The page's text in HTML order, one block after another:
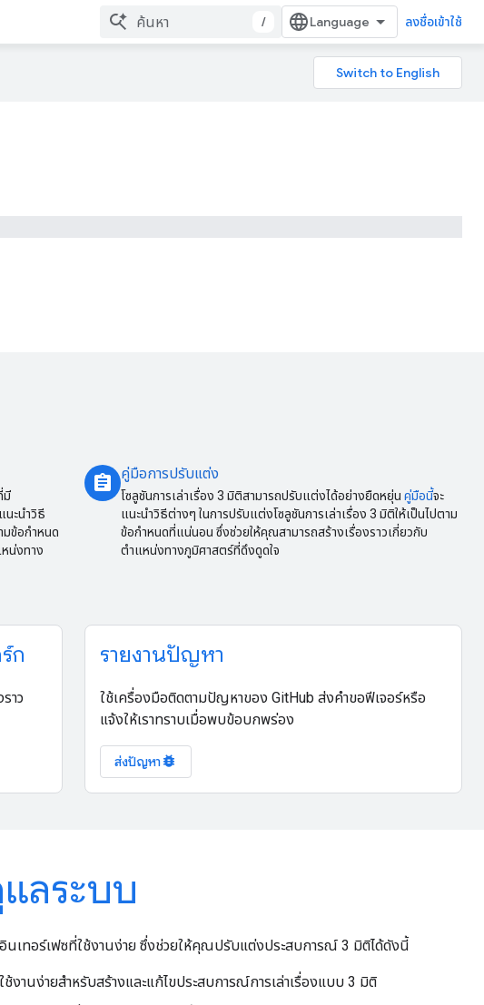
/ ลงชื่อเข้าใช้
มี
นะนำวิธี
มข้อกำหนด
น่งทาง
assignment คู่มือการปรับแต่ง
โซลูชันการเล่าเรื่อง 3 มิติสามารถปรับแต่งได้อย่างยืดหยุ่น คู่มือนี้จะ
แนะนำวิธีต่างๆ ในการปรับแต่งโซลูชันการเล่าเรื่อง 3 มิติให้เป็นไปตาม
ข้อกำหนดที่แน่นอน ซึ่งช่วยให้คุณสามารถสร้างเรื่องราวเกี่ยวกับ
ตำแหน่งทางภูมิศาสตร์ที่ดึงดูดใจ
ก
าว
รายงานปัญหา
ใช้เครื่องมือติดตามปัญหาของ GitHub ส่งคำขอฟีเจอร์หรือ
แจ้งให้เราทราบเมื่อพบข้อบกพร่อง
ส่งปัญหาbug_report
ลระบบ
เทอร์เฟซที่ใช้งานง่าย ซึ่งช่วยให้คุณปรับแต่งประสบการณ์ 3 มิติได้ดังนี้
งานง่ายสำหรับสร้างและแก้ไขประสบการณ์การเล่าเรื่องแบบ 3 มิติ